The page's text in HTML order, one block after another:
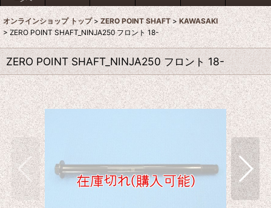
オンラインショップ トップ > ZERO POINT SHAFT > KAWASAKI
> ZERO POINT SHAFT_NINJA250 フロント 18-
ZERO POINT SHAFT_NINJA250 フロント 18-